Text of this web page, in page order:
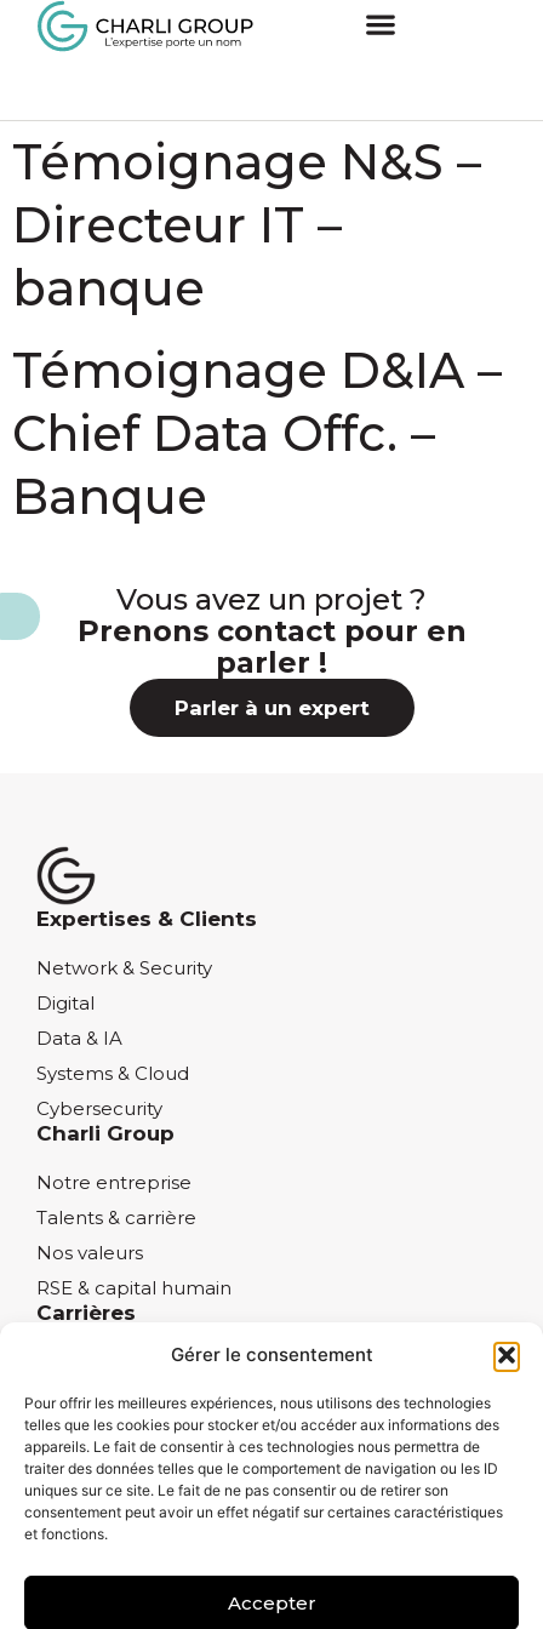
Gérer le consentement
Pour offrir les meilleures expériences, nous utilisons des technologies
telles que les cookies pour stocker et/ou accéder aux informations des
appareils. Le fait de consentir à ces technologies nous permettra de
traiter des données telles que le comportement de navigation ou les ID
uniques sur ce site. Le fait de ne pas consentir ou de retirer son
consentement peut avoir un effet négatif sur certaines caractéristiques
et fonctions.
Accepter
Digital
Data & IA
Cybersecurity
Contactez-nous
Secteur :Banque
Témoignage N&S –
Directeur IT –
banque
Témoignage D&IA –
Chief Data Offc. –
Banque
Vous avez un projet ?
Prenons contact pour en
parler !
Parler à un expert
Expertises & Clients
Network & Security
Digital
Data & IA
Systems & Cloud
Cybersecurity
Charli Group
Notre entreprise
Talents & carrière
Nos valeurs
RSE & capital humain
Carrières
Notre état d’esprit
Nos engagements
Formations & Certifications
Nous rejoindre
Contactez-nous